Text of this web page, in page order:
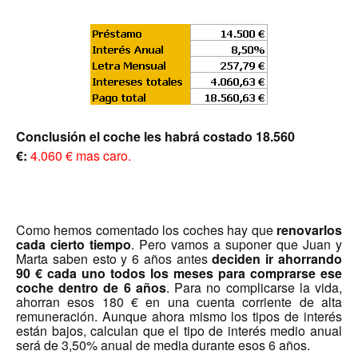
Conclusión el coche les habrá costado 18.560
€: 4.060 € mas caro.
Como hemos comentado los coches hay que renovarlos
cada cierto tiempo. Pero vamos a suponer que Juan y
Marta saben esto y 6 años antesdeciden ir ahorrando
90 € cada uno todos los meses para comprarse ese
coche dentro de 6 años. Para no complicarse la vida,
ahorran esos 180 € en una cuenta corriente de alta
remuneración. Aunque ahora mismo los tipos de interés
están bajos, calculan que el tipo de interés medio anual
será de 3,50% anual de media durante esos 6 años.